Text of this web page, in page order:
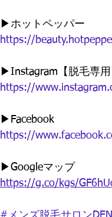
▶︎ホットペッパー
https://
▶︎Instagram【脱毛専用
https://
▶︎Facebook
https://
▶︎Googleマップ
https://g.co/kgs/